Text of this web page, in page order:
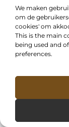
We maken
om de
cookies' om
This is the main
being used and
preferences.
...